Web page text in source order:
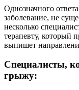
Однозначного
заболевание, не
несколько
терапевту, который
выпишет
Специалисты,
грыжу: